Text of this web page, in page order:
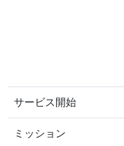
サービス開始
ミッション